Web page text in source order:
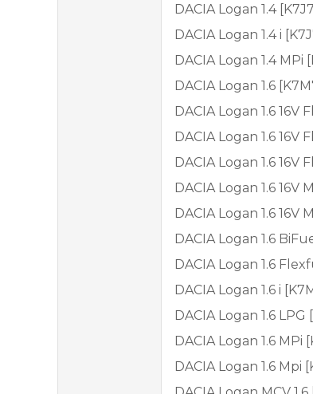
DACIA Logan 1.4
DACIA Logan 1.4 i
DACIA Logan 1.4 MPi
DACIA Logan 1.6
DACIA Logan 1.6 16V
DACIA Logan 1.6 16V
DACIA Logan 1.6 16V
DACIA Logan 1.6 16V
DACIA Logan 1.6 16V
DACIA Logan 1.6
DACIA Logan 1.6
DACIA Logan 1.6 i
DACIA Logan 1.6 LPG
DACIA Logan 1.6 MPi
DACIA Logan 1.6 Mpi